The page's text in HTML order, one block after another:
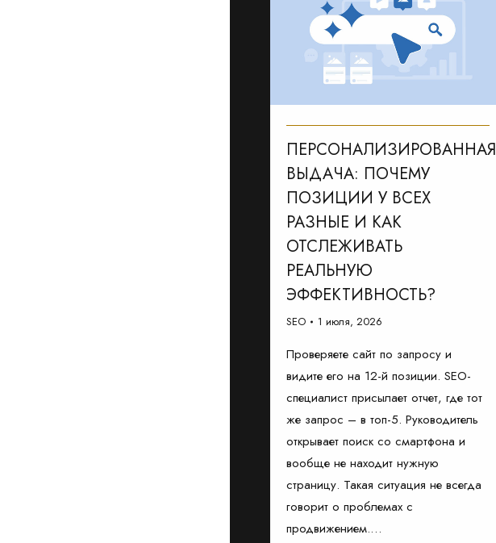
ПЕРСОНАЛИЗИРОВАННАЯ
ВЫДАЧА: ПОЧЕМУ
ПОЗИЦИИ У ВСЕХ
РАЗНЫЕ И КАК
ОТСЛЕЖИВАТЬ
РЕАЛЬНУЮ
ЭФФЕКТИВНОСТЬ?
SEO 1 июля, 2026
Проверяете сайт по запросу и
видите его на 12-й позиции. SEO-
специалист присылает отчет, где тот
же запрос – в топ-5. Руководитель
открывает поиск со смартфона и
вообще не находит нужную
страницу. Такая ситуация не всегда
говорит о проблемах с
продвижением.…